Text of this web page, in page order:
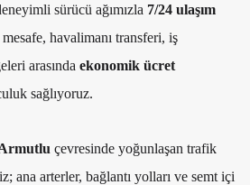
sürücü ağımızla 7/24 ulaşım
havalimanı transferi, iş
arasında ekonomik ücret
sağlıyoruz.
çevresinde yoğunlaşan trafik
ana arterler, bağlantı yolları ve semt içi